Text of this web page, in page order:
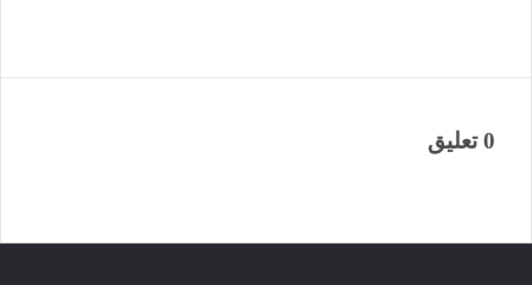
0 تعليق